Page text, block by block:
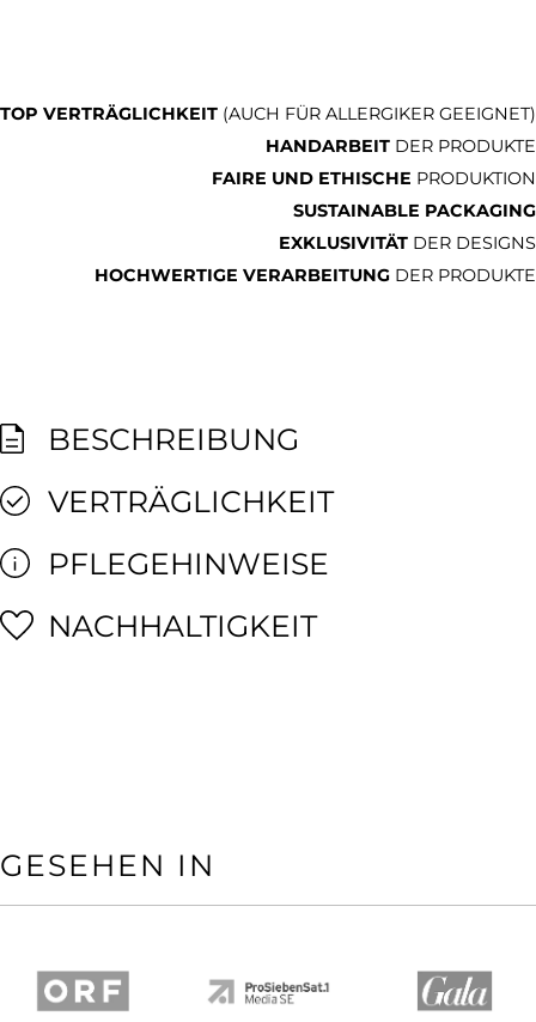
TOP VERTRÄGLICHKEIT (AUCH FÜR ALLERGIKER GEEIGNET)
HANDARBEIT DER PRODUKTE
FAIRE UND ETHISCHE PRODUKTION
SUSTAINABLE PACKAGING
EXKLUSIVITÄT DER DESIGNS
HOCHWERTIGE VERARBEITUNG DER PRODUKTE
BESCHREIBUNG
VERTRÄGLICHKEIT
PFLEGEHINWEISE
NACHHALTIGKEIT
GESEHEN IN